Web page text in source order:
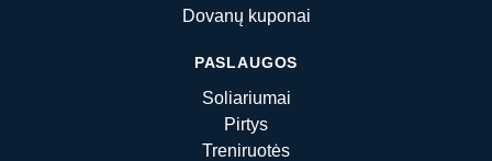
Dovanų kuponai
PASLAUGOS
Soliariumai
Pirtys
Treniruotės